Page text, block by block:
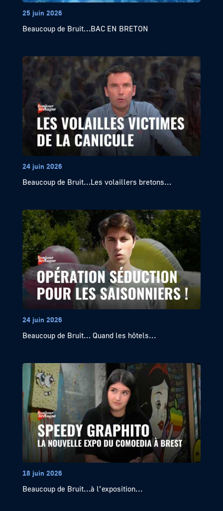
25 juin 2026
Beaucoup de Bruit…BAC EN BRETON
24 juin 2026
Beaucoup de Bruit…Les volaillers bretons...
24 juin 2026
Beaucoup de Bruit… Quand les hôtels...
18 juin 2026
Beaucoup de Bruit…à l’exposition...